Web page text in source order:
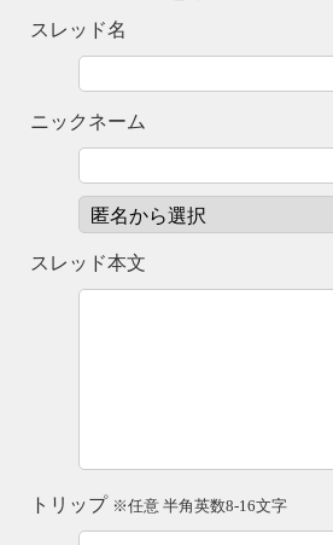
スレッド名
ニックネーム
スレッド本文
トリップ ※任意 半角英数8-16文字